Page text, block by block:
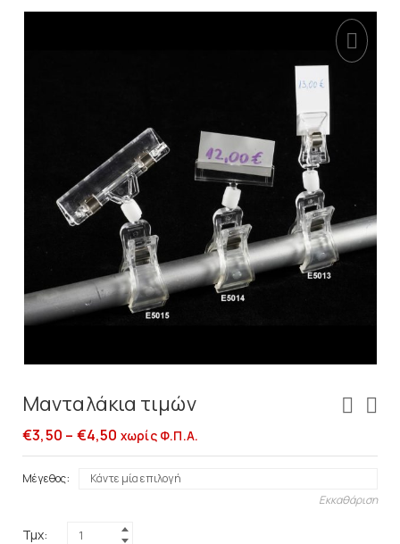
Μανταλάκια τιμών
€3,50 – €4,50 χωρίς Φ.Π.Α.
Μέγεθος
Εκκαθάριση
Τμχ: